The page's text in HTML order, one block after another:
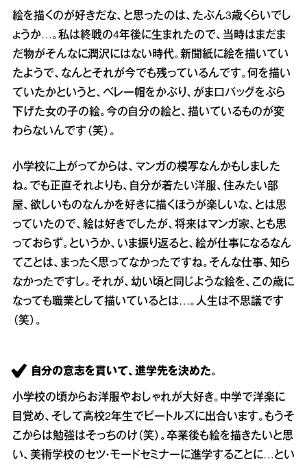
絵を描くのが好きだな、と思ったのは、たぶん3歳くらいでし
ょうか…。私は終戦の4年後に生まれたので、当時はまだま
だ物がそんなに潤沢にはない時代。新聞紙に絵を描いてい
たようで、なんとそれが今でも残っているんです。何を描い
ていたかというと、ベレー帽をかぶり、がま口バッグをぶら
下げた女の子の絵。今の自分の絵と、描いているものが変
わらないんです（笑）。
小学校に上がってからは、マンガの模写なんかもしました
ね。でも正直それよりも、自分が着たい洋服、住みたい部
屋、欲しいものなんかを好きに描くほうが楽しいな、とは思
っていたので、絵は好きでしたが、将来はマンガ家、とも思
っておらず。というか、いま振り返ると、絵が仕事になるなん
てことは、まったく思ってなかったですね。そんな仕事、知ら
なかったですし。それが、幼い頃と同じような絵を、この歳に
なっても職業として描いているとは…。人生は不思議です
（笑）。
自分の意志を貫いて、進学先を決めた。
小学校の頃からお洋服やおしゃれが大好き。中学で洋楽に
目覚め、そして高校2年生でビートルズに出合います。もうそ
こからは勉強はそっちのけ（笑）。卒業後も絵を描きたいと思
い、美術学校のセツ・モードセミナーに進学することに…とい